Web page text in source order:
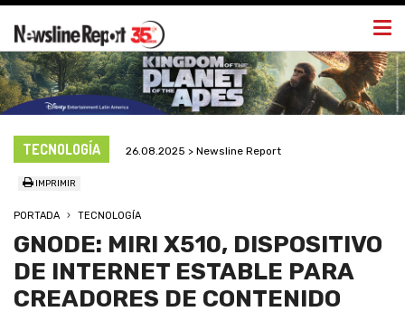
TECNOLOGÍA 26.08.2025 > Newsline Report
IMPRIMIR
PORTADA TECNOLOGÍA
GNODE: MIRI X510, DISPOSITIVO
DE INTERNET ESTABLE PARA
CREADORES DE CONTENIDO